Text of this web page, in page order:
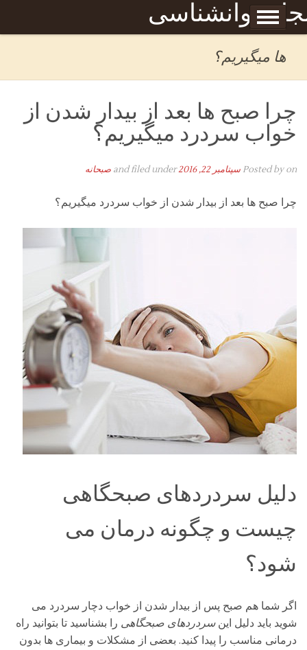
روانشناسی
Skip to content
برگه نمونه
ها میگیریم؟
چرا صبح ها بعد از بیدار شدن از
خواب سردرد میگیریم؟
Posted byon سپتامبر 22, 2016 and filed under صبحانه
چرا صبح ها بعد از بیدار شدن از خواب سردرد میگیریم؟
دلیل سردردهای صبحگاهی
چیست و چگونه درمان می
شود؟
اگر شما هم صبح پس از بیدار شدن از خواب دچار سردرد می
شوید باید دلیل اینسردردهای صبحگاهی را بشناسید تا بتوانید راه
درمانی مناسب را پیدا کنید. بعضی از مشکلات و بیماری ها بدون